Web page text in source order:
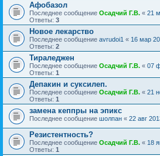
Афобазол
Последнее сообщение Осадчий Г.В. « 21
Ответы: 3
Новое лекарство
Последнее сообщение avrudoi1 « 16 мар
Ответы: 2
Тираледжен
Последнее сообщение Осадчий Г.В. « 07
Ответы: 1
Депакин и суксилеп.
Последнее сообщение Осадчий Г.В. « 21
Ответы: 1
замена кеппры на эпикс
Последнее сообщение шолпан « 22 авг
Резистентность?
Последнее сообщение Осадчий Г.В. « 18
Ответы: 1